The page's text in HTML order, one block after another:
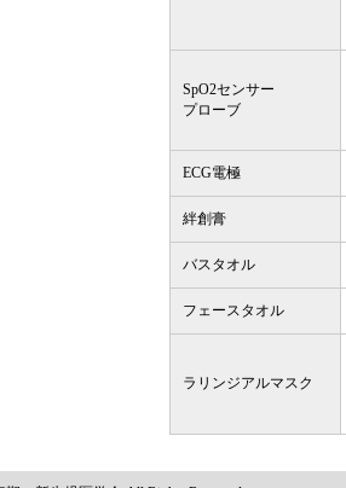
SpO2センサー
プローブ
ECG電極
絆創膏
バスタオル
フェースタオル
ラリンジアルマスク